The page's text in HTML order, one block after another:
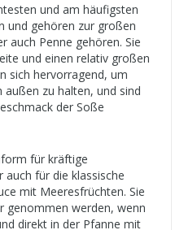
und am häufigsten
und gehören zur großen
auch Penne gehören. Sie
und einen relativ großen
sich hervorragend, um
zu halten, und sind
der Soße
für kräftige
auch für die klassische
mit Meeresfrüchten. Sie
genommen werden, wenn
direkt in der Pfanne mit